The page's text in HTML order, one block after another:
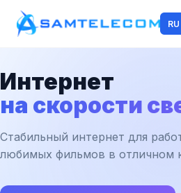
RU
Интернет
на скорости
Стабильный интернет для
любимых фильмов в отличном